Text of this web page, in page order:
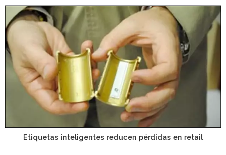
Etiquetas inteligentes reducen pérdidas en retail